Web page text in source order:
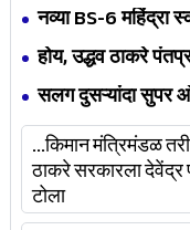
नव्या BS-6 महिंद्रा
होय, उद्धव ठाकरे
राऊत
सलग दुसऱ्यांदा सुपर
...किमान मंत्रिमंडळ
ठाकरे सरकारला
टोला